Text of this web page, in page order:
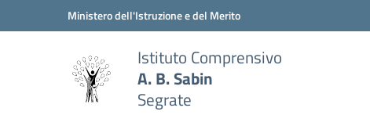
Vai ai contenuti
Vai al menu di navigazioneMinistero dell'Istruzione e del Merito
Istituto Comprensivo
A. B. Sabin
Segrate